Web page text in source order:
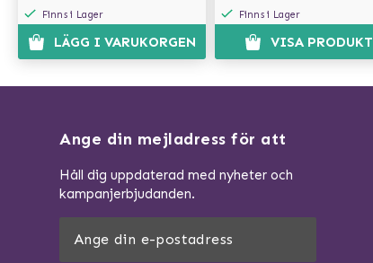
Finns i Lager
LÄGG I VARUKORGEN
Finns i Lager
VISA PRODUKT
Ange din mejladress för att
Håll dig uppdaterad med nyheter och
kampanjerbjudanden.